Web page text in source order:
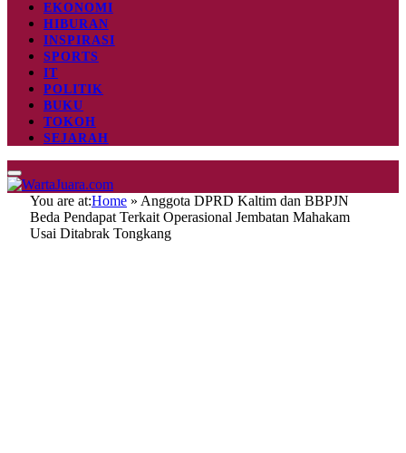
EKONOMI
HIBURAN
INSPIRASI
SPORTS
IT
POLITIK
BUKU
TOKOH
SEJARAH
You are at:Home » Anggota DPRD Kaltim dan BBPJN
Beda Pendapat Terkait Operasional Jembatan Mahakam
Usai Ditabrak Tongkang